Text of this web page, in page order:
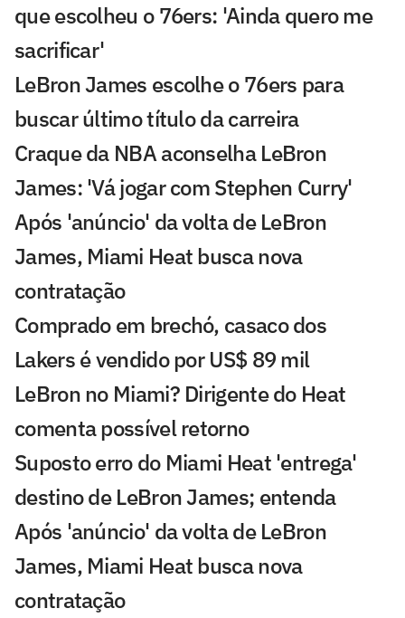
que escolheu o 76ers: 'Ainda quero me
sacrificar'
LeBron James escolhe o 76ers para
buscar último título da carreira
Craque da NBA aconselha LeBron
James: 'Vá jogar com Stephen Curry'
Após 'anúncio' da volta de LeBron
James, Miami Heat busca nova
contratação
Comprado em brechó, casaco dos
Lakers é vendido por US$ 89 mil
LeBron no Miami? Dirigente do Heat
comenta possível retorno
Suposto erro do Miami Heat 'entrega'
destino de LeBron James; entenda
Após 'anúncio' da volta de LeBron
James, Miami Heat busca nova
contratação